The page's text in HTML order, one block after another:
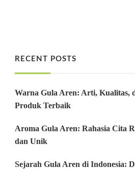
RECENT POSTS
Warna Gula Aren: Arti, Kualitas,
Produk Terbaik
Aroma Gula Aren: Rahasia Cita
dan Unik
Sejarah Gula Aren di Indonesia: